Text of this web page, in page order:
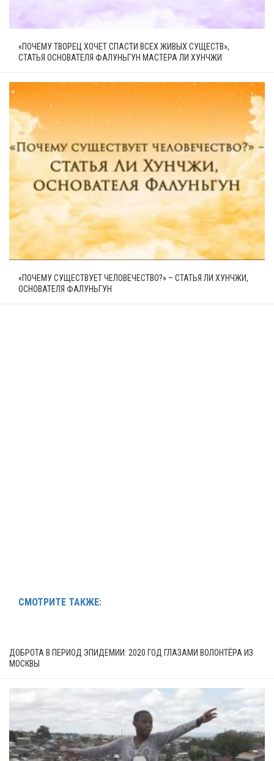
«ПОЧЕМУ ТВОРЕЦ ХОЧЕТ СПАСТИ ВСЕХ ЖИВЫХ СУЩЕСТВ»,
СТАТЬЯ ОСНОВАТЕЛЯ ФАЛУНЬГУН МАСТЕРА ЛИ ХУНЧЖИ
«ПОЧЕМУ СУЩЕСТВУЕТ ЧЕЛОВЕЧЕСТВО?» – СТАТЬЯ ЛИ ХУНЧЖИ,
ОСНОВАТЕЛЯ ФАЛУНЬГУН
СМОТРИТЕ ТАКЖЕ:
ДОБРОТА В ПЕРИОД ЭПИДЕМИИ: 2020 ГОД ГЛАЗАМИ ВОЛОНТЁРА ИЗ
МОСКВЫ